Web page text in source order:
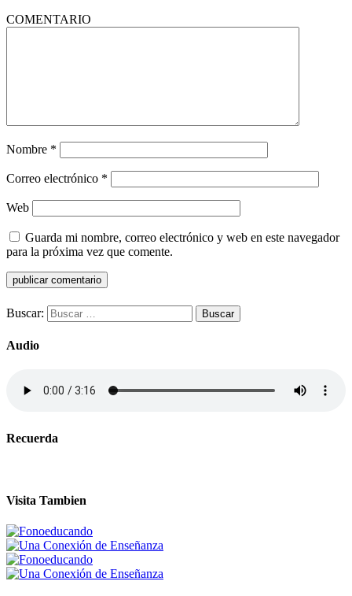
COMENTARIO
Nombre *
Correo electrónico *
Web
Guarda mi nombre, correo electrónico y web en este navegador
para la próxima vez que comente.
Buscar:
Audio
Recuerda
Visita Tambien